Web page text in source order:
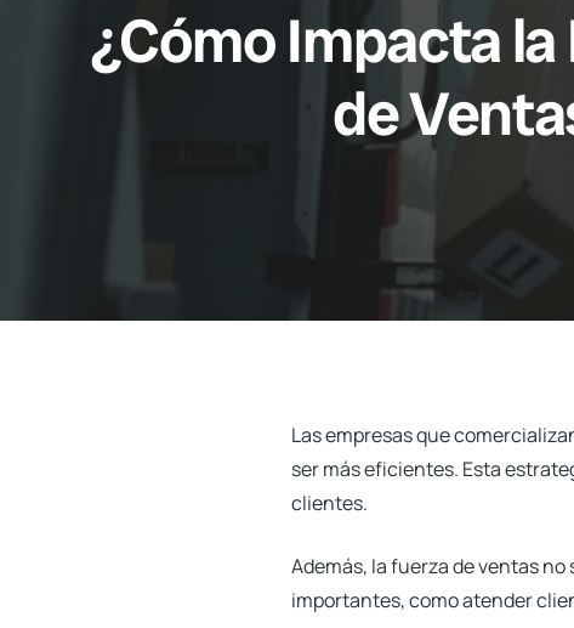
¿Cómo Impacta
de
Las empresas que
ser más eficientes. Esta
clientes.
Además, la fuerza de ventas
importantes, como atender